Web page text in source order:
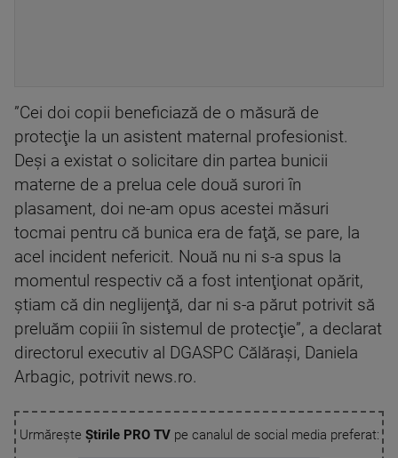
”Cei doi copii beneficiază de o măsură de
protecţie la un asistent maternal profesionist.
Deşi a existat o solicitare din partea bunicii
materne de a prelua cele două surori în
plasament, doi ne-am opus acestei măsuri
tocmai pentru că bunica era de faţă, se pare, la
acel incident nefericit. Nouă nu ni s-a spus la
momentul respectiv că a fost intenţionat opărit,
ştiam că din neglijenţă, dar ni s-a părut potrivit să
preluăm copiii în sistemul de protecţie”, a declarat
directorul executiv al DGASPC Călăraşi, Daniela
Arbagic, potrivit news.ro.
Urmărește Știrile PRO TVpe canalul de social media preferat: